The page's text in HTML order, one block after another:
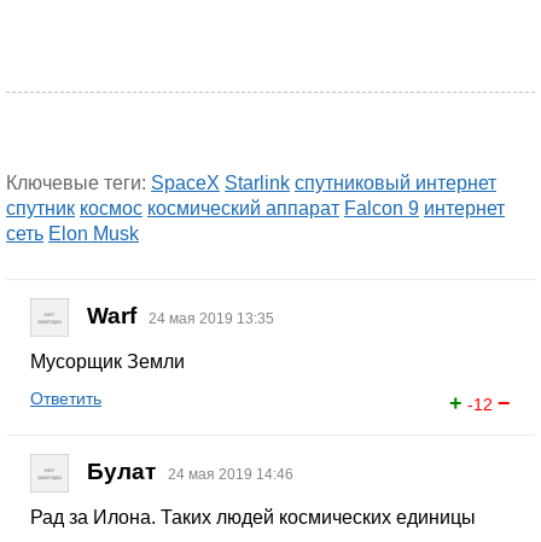
Ключевые теги: SpaceX Starlink спутниковый интернет
спутник космос космический аппарат Falcon 9 интернет
сеть Elon Musk
Warf 24 мая 2019 13:35
Мусорщик Земли
+ -12 −
Ответить
Булат 24 мая 2019 14:46
Рад за Илона. Таких людей космических единицы